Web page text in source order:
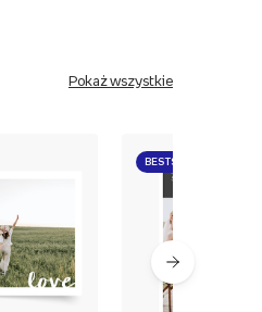
Pokaż wszystkie
BESTSELLER